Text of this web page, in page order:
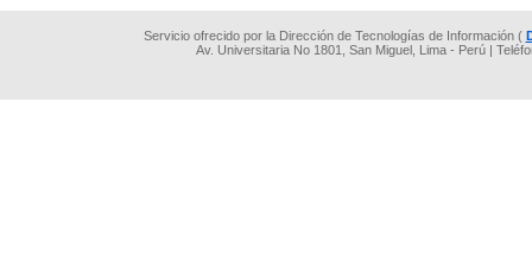
Servicio ofrecido por la Dirección de Tecnologías de Información (
Av. Universitaria No 1801, San Miguel, Lima - Perú |